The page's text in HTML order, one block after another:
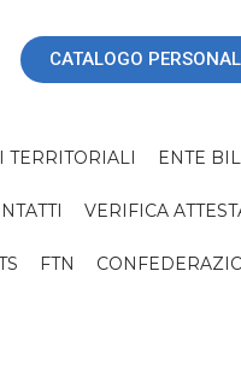
CATALOGO
TERRITORIALI ENTE
VERIFICA
FTN